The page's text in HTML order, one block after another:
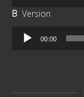
audio
B Version
Reproductor
00:00